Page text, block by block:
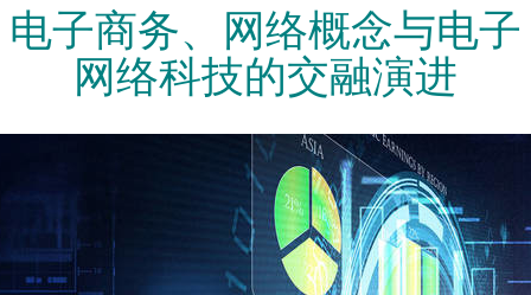
电子商务、网络概念与电子
网络科技的交融演进